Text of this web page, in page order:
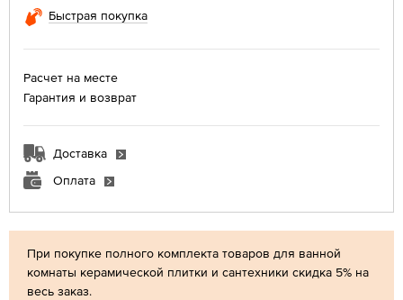
При покупке полного комплекта товаров для ванной
комнаты керамической плитки и сантехники скидка 5% на
весь заказ.
Быстрая покупка
Расчет на месте
Гарантия и возврат
Доставка
Оплата